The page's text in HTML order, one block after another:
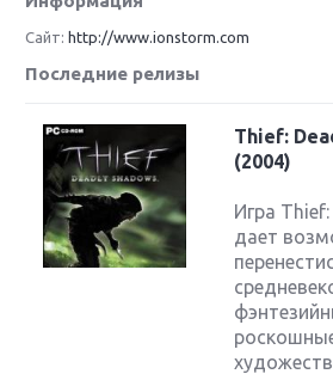
Сайт: http://www.ionstorm.com
Последние релизы
Thief:
(2004)
Игра
дает